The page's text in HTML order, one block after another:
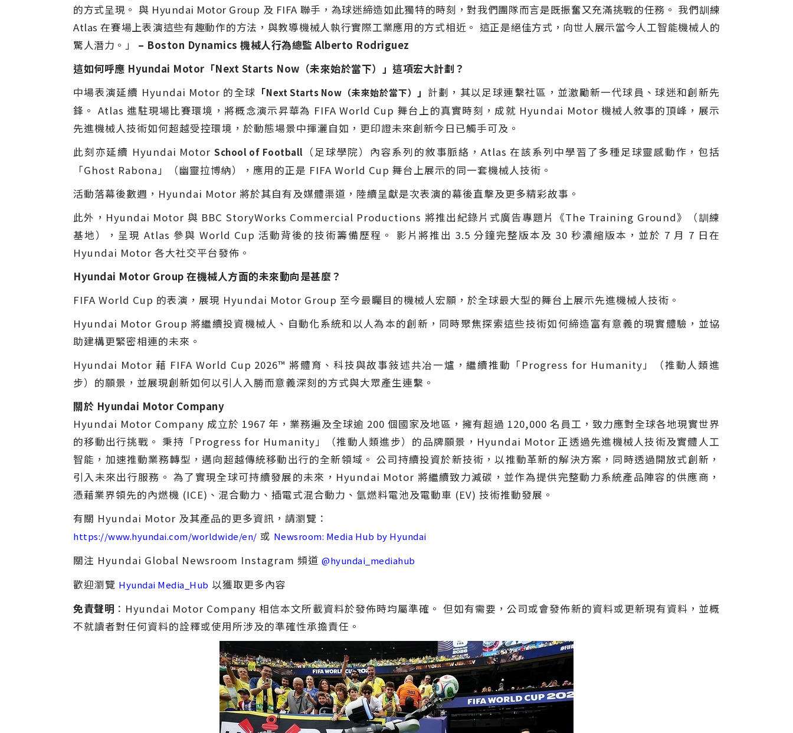
的方式呈現。 與 Hyundai Motor Group 及 FIFA 聯手，為球迷締造如此獨特的時刻，對我們團隊而言是既振奮又充滿挑戰的任務。 我們訓練
Atlas 在賽場上表演這些有趣動作的方法，與教導機械人執行實際工業應用的方式相近。 這正是絕佳方式，向世人展示當今人工智能機械人的
驚人潛力。」
– Boston Dynamics 機械人行為總監 Alberto Rodriguez
這如何呼應 Hyundai Motor「Next Starts Now（未來始於當下）」這項宏大計劃？
中場表演延續 Hyundai Motor 的全球 「Next Starts Now（未來始於當下） 」 計劃，其以足球連繫社區，並激勵新一代球員、球迷和創新先
鋒。 Atlas 進駐現場比賽環境，將概念演示昇華為 FIFA World Cup 舞台上的真實時刻，成就 Hyundai Motor 機械人敘事的頂峰，展示
先進機械人技術如何超越受控環境，於動態場景中揮灑自如，更印證未來創新今日已觸手可及。
此刻亦延續 Hyundai MotorSchool of Football
（足球學院）內容系列的敘事脈絡，Atlas 在該系列中學習了多種足球靈感動作，包括
「Ghost Rabona」（幽靈拉博納），應用的正是 FIFA World Cup 舞台上展示的同一套機械人技術。
活動落幕後數週，Hyundai Motor 將於其自有及媒體渠道，陸續呈獻是次表演的幕後直擊及更多精彩故事。
此外，Hyundai Motor 與 BBC StoryWorks Commercial Productions 將推出紀錄片式廣告專題片《The Training Ground》（訓練
基地），呈現 Atlas 參與 World Cup 活動背後的技術籌備歷程。 影片將推出 3.5 分鐘完整版本及 30 秒濃縮版本，並於 7 月 7 日在
Hyundai Motor 各大社交平台發佈。
Hyundai Motor Group 在機械人方面的未來動向是甚麼？
FIFA World Cup 的表演，展現 Hyundai Motor Group 至今最矚目的機械人宏願，於全球最大型的舞台上展示先進機械人技術。
Hyundai Motor Group 將繼續投資機械人、自動化系統和以人為本的創新，同時聚焦探索這些技術如何締造富有意義的現實體驗，並協
助建構更緊密相連的未來。
Hyundai Motor 藉 FIFA World Cup 2026™ 將體育、科技與故事敍述共冶一爐，繼續推動「Progress for Humanity」（推動人類進
步）的願景，並展現創新如何以引人入勝而意義深刻的方式與大眾產生連繫。
關於 Hyundai Motor Company
Hyundai Motor Company 成立於 1967 年，業務遍及全球逾 200 個國家及地區，擁有超過 120,000 名員工，致力應對全球各地現實世界
的移動出行挑戰。 秉持「Progress for Humanity」（推動人類進步）的品牌願景，Hyundai Motor 正透過先進機械人技術及實體人工
智能，加速推動業務轉型，邁向超越傳統移動出行的全新領域。 公司持續投資於新技術，以推動革新的解決方案，同時透過開放式創新，
引入未來出行服務。 為了實現全球可持續發展的未來，Hyundai Motor 將繼續致力減碳，並作為提供完整動力系統產品陣容的供應商，
憑藉業界領先的內燃機 (ICE)、混合動力、插電式混合動力、氫燃料電池及電動車 (EV) 技術推動發展。
有關 Hyundai Motor 及其產品的更多資訊，請瀏覽：
https://www.hyundai.com/worldwide/en/ 或 Newsroom: Media Hub by Hyundai
關注 Hyundai Global Newsroom Instagram 頻道 @hyundai_mediahub
歡迎瀏覽 Hyundai Media_Hub 以獲取更多內容
免責聲明 ：Hyundai Motor Company 相信本文所載資料於發佈時均屬準確。 但如有需要，公司或會發佈新的資料或更新現有資料，並概
不就讀者對任何資料的詮釋或使用所涉及的準確性承擔責任。